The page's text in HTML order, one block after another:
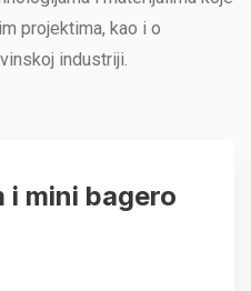
projektima, kao i o
industriji.
i mini bagero